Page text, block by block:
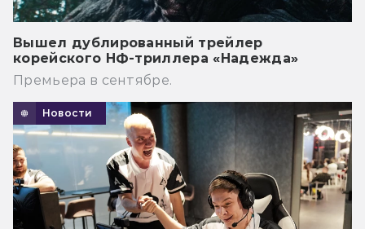
Вышел дублированный трейлер
корейского НФ-триллера «Надежда»
Премьера в сентябре.
Новости